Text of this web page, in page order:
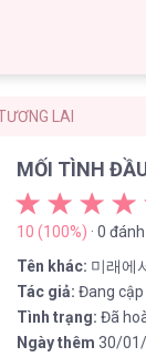
LAI
MỐI TÌNH
10 (100%) · 0
Tên khác: 미래에
Tác giả: Đang
Tình trạng: Đã
Ngày thêm 30/